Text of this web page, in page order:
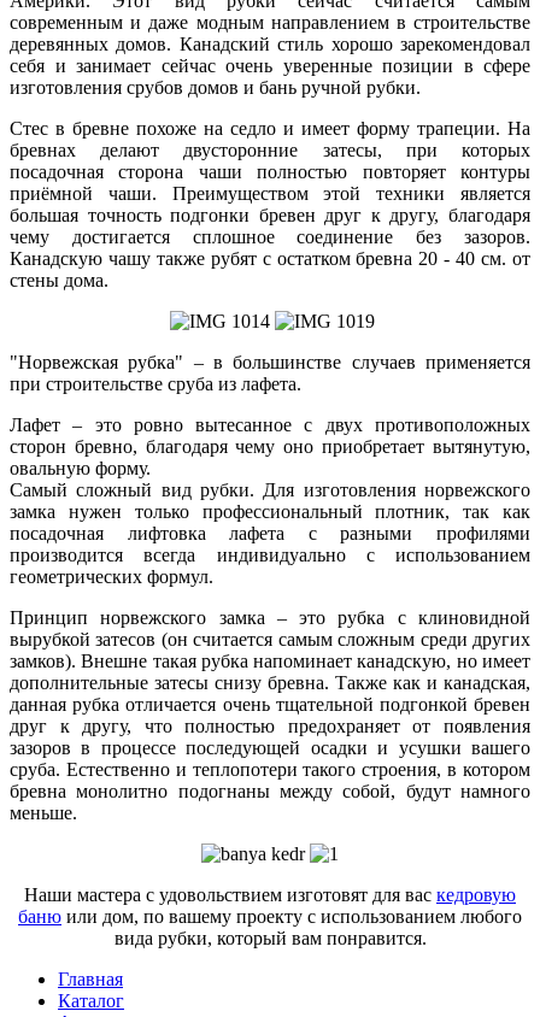
современным и даже модным направлением в строительстве
деревянных домов. Канадский стиль хорошо зарекомендовал
себя и занимает сейчас очень уверенные позиции в сфере
изготовления срубов домов и бань ручной рубки.
Стес в бревне похоже на седло и имеет форму трапеции. На
бревнах делают двусторонние затесы, при которых
посадочная сторона чаши полностью повторяет контуры
приёмной чаши. Преимуществом этой техники является
большая точность подгонки бревен друг к другу, благодаря
чему достигается сплошное соединение без зазоров.
Канадскую чашу также рубят с остатком бревна 20 - 40 см. от
стены дома.
"Норвежская рубка" – в большинстве случаев применяется
при строительстве сруба из лафета.
Лафет – это ровно вытесанное с двух противоположных
сторон бревно, благодаря чему оно приобретает вытянутую,
овальную форму.
Самый сложный вид рубки. Для изготовления норвежского
замка нужен только профессиональный плотник, так как
посадочная лифтовка лафета с разными профилями
производится всегда индивидуально с использованием
геометрических формул.
Принцип норвежского замка – это рубка с клиновидной
вырубкой затесов (он считается самым сложным среди других
замков). Внешне такая рубка напоминает канадскую, но имеет
дополнительные затесы снизу бревна. Также как и канадская,
данная рубка отличается очень тщательной подгонкой бревен
друг к другу, что полностью предохраняет от появления
зазоров в процессе последующей осадки и усушки вашего
сруба. Естественно и теплопотери такого строения, в котором
бревна монолитно подогнаны между собой, будут намного
меньше.
Наши мастера с удовольствием изготовят для вас кедровую
баню или дом, по вашему проекту с использованием любого
вида рубки, который вам понравится.
Главная
Каталог